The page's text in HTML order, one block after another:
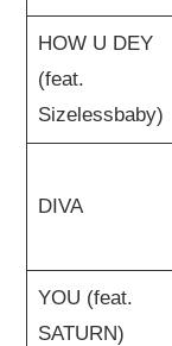
HOW U DEY
(feat.
Sizelessbaby)
DIVA
YOU (feat.
SATURN)